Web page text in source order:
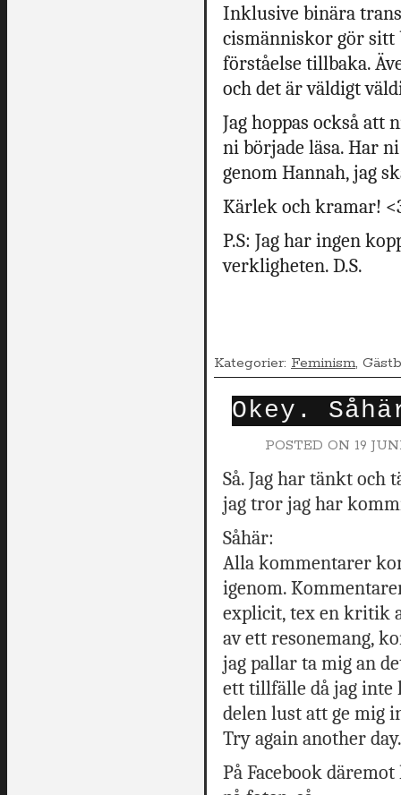
Inklusive binära
cismänniskor gör sitt
förståelse tillbaka.
och det är väldigt
Jag hoppas också
ni började läsa. Har
genom Hannah, jag
Kärlek och kramar!
P.S: Jag har ingen
verkligheten. D.S.
Kategorier: Feminism,
Okey.
POSTED ON 19
Så. Jag har tänkt och
jag tror jag har
Såhär:
Alla kommentarer
igenom.
explicit, tex en kritik
av ett resonemang,
jag pallar ta mig an
ett tillfälle då jag inte
delen lust att ge mig
Try again another day.
På Facebook